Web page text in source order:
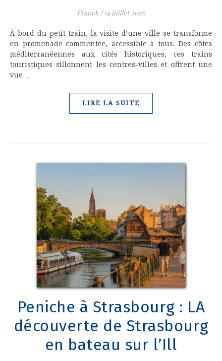
Franck/ 14 juillet 2026
À bord du petit train, la visite d’une ville se transforme
en promenade commentée, accessible à tous. Des côtes
méditerranéennes aux cités historiques, ces trains
touristiques sillonnent les centres-villes et offrent une
vue…
LIRE LA SUITE
Peniche à Strasbourg : LA
découverte de Strasbourg
en bateau sur l’Ill